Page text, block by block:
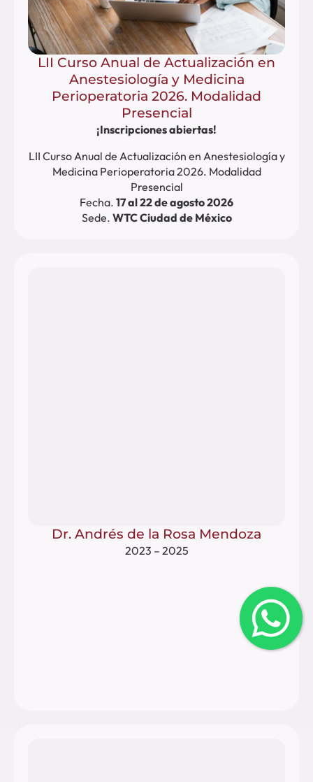
LII Curso Anual de Actualización en
Anestesiología y Medicina
Perioperatoria 2026. Modalidad
Presencial
¡Inscripciones abiertas!
LII Curso Anual de Actualización en Anestesiología y
Medicina Perioperatoria 2026. Modalidad
Presencial
Fecha. 17 al 22 de agosto 2026
Sede. WTC Ciudad de México
Dr. Andrés de la Rosa Mendoza
2023 – 2025